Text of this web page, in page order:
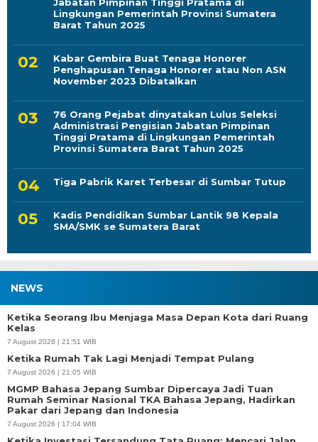
Kabar Gembira Buat Tenaga Honorer
November 2023 Dibatalkan
76 Orang Pejabat dinyatakan Lulus Seleksi
Tinggi Pratama di Lingkungan Pemerintah
Provinsi Sumatera Barat Tahun 2025
Tiga Pabrik Karet Terbesar di Sumbar Tutup
Kadis Pendidikan Sumbar Lantik 98 Kepala
NEWS
Ketika Seorang Ibu Menjaga Masa Depan Kota dari Ruang
Kelas
Ketika Rumah Tak Lagi Menjadi Tempat Pulang
7 August 2026 | 21:05 WIB
MGMP Bahasa Jepang Sumbar Dipercaya Jadi Tuan
Rumah Seminar Nasional TKA Bahasa Jepang, Hadirkan
Pakar dari Jepang dan Indonesia
7 August 2026 | 17:04 WIB
Ketika Investasi Tersandung Tata Ruang: Mencari Jalan
Tengah antara LP2B dan Kepastian Hukum